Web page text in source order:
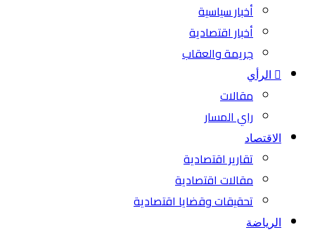
أخبار سياسية
أخبار اقتصادية
جريمة والعقاب
الرأي
مقالات
راي المسار
الاقتصاد
تقارير اقتصادية
مقالات اقتصادية
تحقيقات وقضايا اقتصادية
الرياضة